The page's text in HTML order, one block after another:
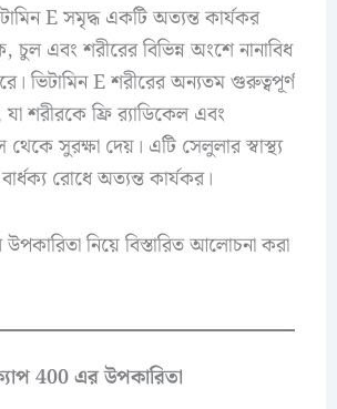
E সমৃদ্ধ একটি অত্যন্ত কার্যকর
চুল এবং শরীরের বিভিন্ন অংশে নানাবিধ
ভিটামিন E শরীরের অন্যতম গুরুত্বপূর্ণ
যা শরীরকে ফ্রি র‌্যাডিকেল এবং
থেকে সুরক্ষা দেয়। এটি সেলুলার স্বাস্থ্য
রোধে অত্যন্ত কার্যকর।
নিয়ে বিস্তারিত আলোচনা করা
400 এর উপকারিতা